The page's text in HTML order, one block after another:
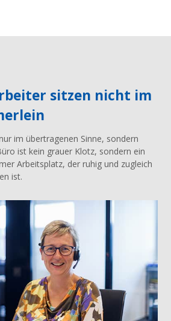
im übertragenen Sinne, sondern
ist kein grauer Klotz, sondern ein
Arbeitsplatz, der ruhig und zugleich
ist.